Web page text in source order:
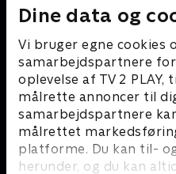
Dine data og
Vi bruger egne cookies
samarbejdspartnere
oplevelse af TV 2
målrette annoncer til
samarbejdspartnere
målrettet
platforme. Du kan til-
herunder, og du kan
Mord på Mallorca
Krimi & Spænding • 2 sæsoner